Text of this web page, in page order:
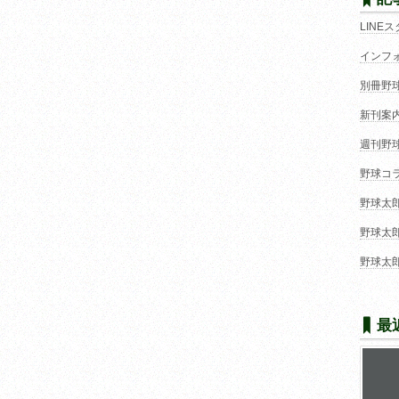
LINEス
インフ
別冊野
新刊案
週刊野
野球コ
野球太
野球太
野球太
最